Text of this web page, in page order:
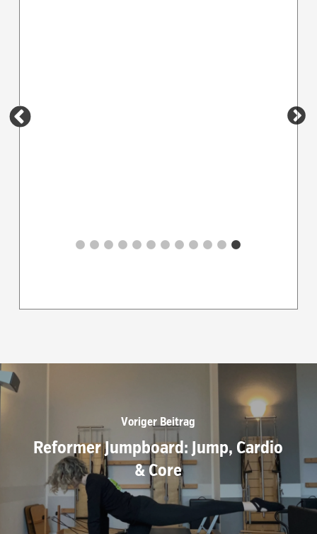
Du
Voriger Beitrag
Reformer Jumpboard: Jump, Cardio
& Core